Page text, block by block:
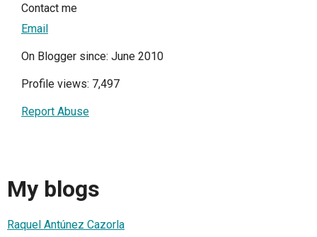
Contact me
Email
On Blogger since: June 2010
Profile views: 7,497
Report Abuse
My blogs
Raquel Antúnez Cazorla